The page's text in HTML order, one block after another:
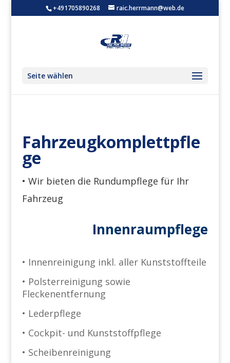
+491705890268 raic.herrmann@web.de
Seite wählen
Fahrzeugkomplettpfle
ge
• Wir bieten die Rundumpflege für Ihr
Fahrzeug
Innenraumpflege
• Innenreinigung inkl. aller Kunststoffteile
• Polsterreinigung sowie
Fleckenentfernung
• Lederpflege
• Cockpit- und Kunststoffpflege
• Scheibenreinigung